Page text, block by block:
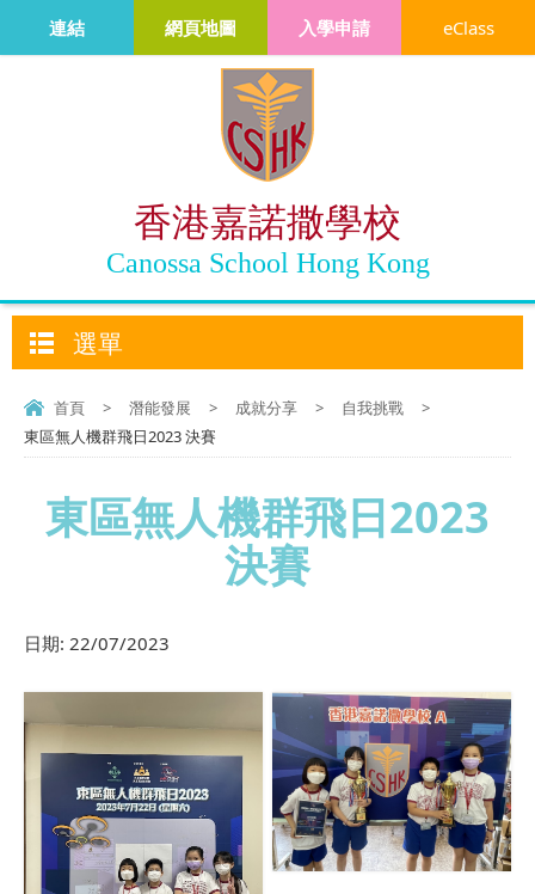
香港嘉諾撒學校
Canossa School Hong Kong
連結 網頁地圖 入學申請 eClass
選單
首頁 > 潛能發展 > 成就分享 > 自我挑戰
>
東區無人機群飛日2023 決賽
東區無人機群飛日2023
決賽
日期: 22/07/2023